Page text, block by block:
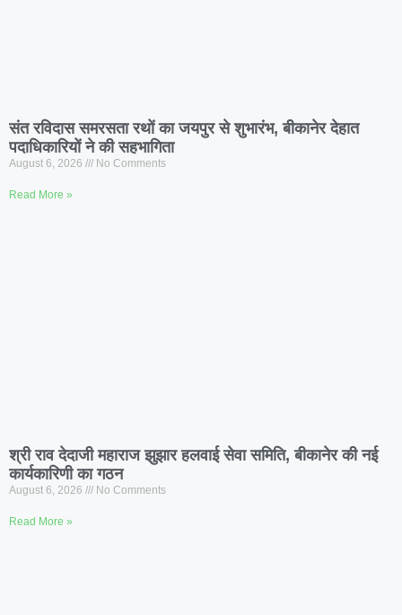
संत रविदास समरसता रथों का जयपुर से शुभारंभ, बीकानेर देहात
पदाधिकारियों ने की सहभागिता
August 6, 2026 No Comments
Read More »
श्री राव देदाजी महाराज झुझार हलवाई सेवा समिति, बीकानेर की नई
कार्यकारिणी का गठन
August 6, 2026 No Comments
Read More »